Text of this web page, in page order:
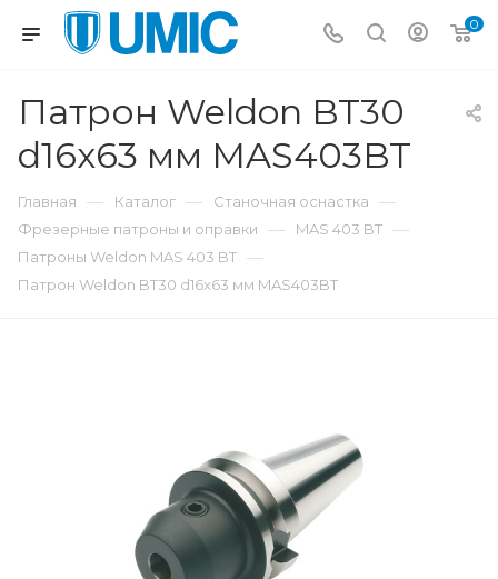
0
Патрон Weldon BT30
d16x63 мм MAS403BT
Главная — Каталог — Станочная оснастка —
Фрезерные патроны и оправки — MAS 403 BT —
Патроны Weldon MAS 403 BT —
Патрон Weldon BT30 d16x63 мм MAS403BT